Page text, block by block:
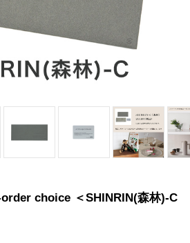
choice ＜SHINRIN(森林)-C